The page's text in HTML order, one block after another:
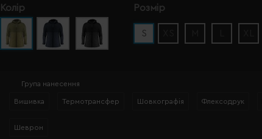
Колір Розмір
S
Група нанесення
Вишивка Термотрансфер Шовкографія Флексодрук
Шеврон